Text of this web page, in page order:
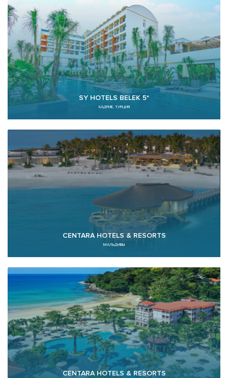
SY HOTELS BELEK 5*
КАДРИЕ, ТУРЦИЯ
CENTARA HOTELS & RESORTS
МАЛЬДИВЫ
CENTARA HOTELS & RESORTS